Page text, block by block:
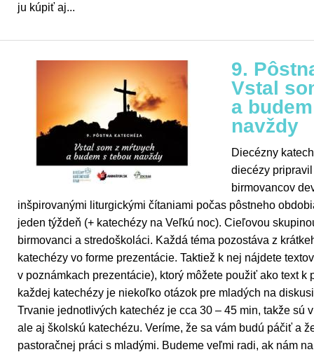
ju kúpiť aj...
9.
Vstal
a
navždy
Diecézny
diecézy
birmovancov
inšpirovanými liturgickými čítaniami počas pôstneho
jeden týždeň (+ katechézy na Veľkú noc). Cieľovou
birmovanci a stredoškoláci. Každá téma pozostáva z
katechézy vo forme prezentácie. Taktiež k nej nájdete
v poznámkach prezentácie), ktorý môžete použiť ako text k
každej katechézy je niekoľko otázok pre mladých na
Trvanie jednotlivých katechéz je cca 30 – 45 min, takže sú
ale aj školskú katechézu. Veríme, že sa vám budú páčiť a
pastoračnej práci s mladými. Budeme veľmi radi, ak nám